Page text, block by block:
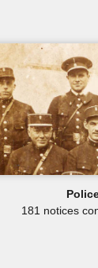
181 notices